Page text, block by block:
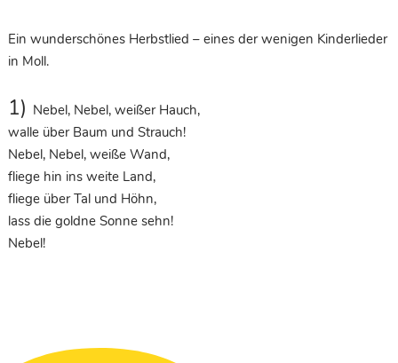
Ein wunderschönes Herbstlied – eines der wenigen Kinderlieder
in Moll.
1) Nebel, Nebel, weißer Hauch,
walle über Baum und Strauch!
Nebel, Nebel, weiße Wand,
fliege hin ins weite Land,
fliege über Tal und Höhn,
lass die goldne Sonne sehn!
Nebel!